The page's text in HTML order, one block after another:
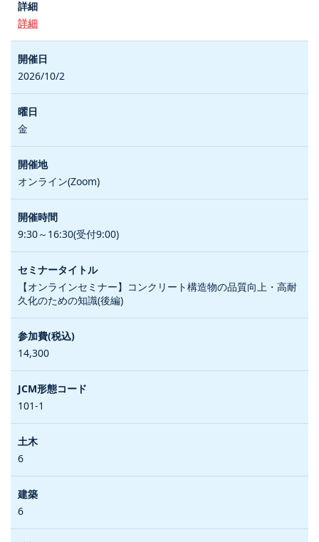
詳細
2026/10/2
金
オンライン(Zoom)
9:30～16:30(受付9:00)
【オンラインセミナー】コンクリート構造物の品質向上・高耐
久化のための知識(後編)
14,300
101-1
6
6